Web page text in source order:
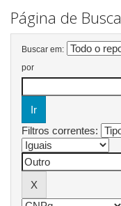
Página de Busca
Buscar em:
por
Filtros correntes: